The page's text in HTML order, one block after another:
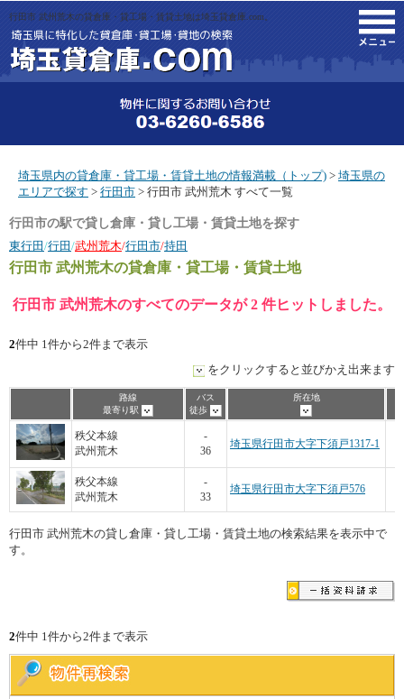
行田市 武州荒木の貸倉庫・貸工場・賃貸土地は埼玉貸倉庫.com。
埼玉県内の貸倉庫・貸工場・賃貸土地の情報満載（トップ) > 埼玉県の
エリアで探す > 行田市 > 行田市 武州荒木 すべて一覧
行田市の駅で貸し倉庫・貸し工場・賃貸土地を探す
東行田 /行田 /武州荒木/行田市/持田
行田市 武州荒木の貸倉庫・貸工場・賃貸土地
行田市 武州荒木のすべてのデータが 2 件ヒットしました。
2件中 1件から2件まで表示
をクリックすると並びかえ出来ます
路線
最寄り駅
バス
徒歩
所在地
秩父本線
武州荒木
-
36
埼玉県行田市大字下須戸1317-1
秩父本線
武州荒木
-
33
埼玉県行田市大字下須戸576
行田市 武州荒木の貸し倉庫・貸し工場・賃貸土地の検索結果を表示中で
す。
2件中 1件から2件まで表示